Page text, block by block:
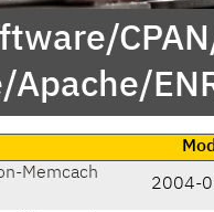
Apache/
Memcach
2004-